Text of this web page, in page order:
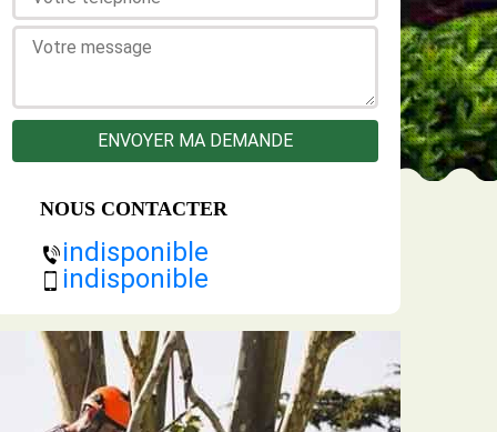
NOUS CONTACTER
indisponible
indisponible